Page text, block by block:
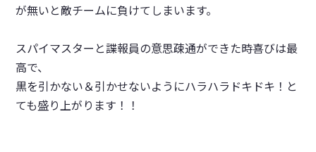
が無いと敵チームに負けてしまいます。
スパイマスターと諜報員の意思疎通ができた時喜びは最
高で、
黒を引かない＆引かせないようにハラハラドキドキ！と
ても盛り上がります！！